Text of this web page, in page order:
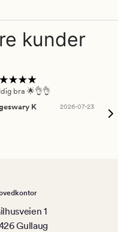
kunder
bra 🌟👌👌
K
2026-07-23
1
Gullaug